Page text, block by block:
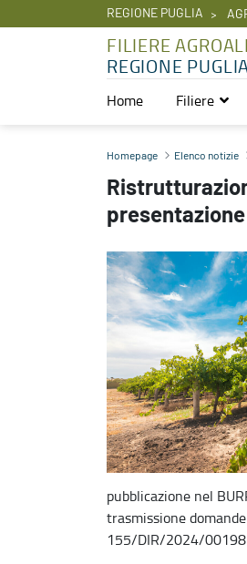
REGIONE PUGLIA
FILIERE
REGIONE
Home Filiere
Ristrutturazione e riconversione dei
Homepage Elenco notizie
pubblicazione nel
trasmissione
155/DIR/2024/